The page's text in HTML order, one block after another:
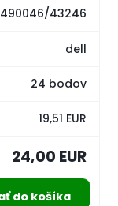
43246
dell
24 bodov
19,51 EUR
24,00 EUR